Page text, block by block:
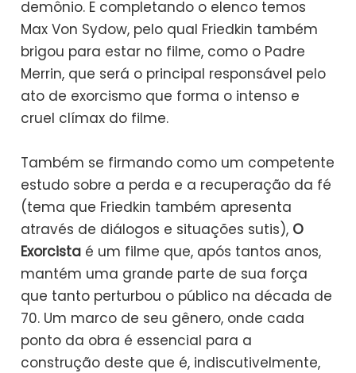
demônio. E completando o elenco temos
Max Von Sydow, pelo qual Friedkin também
brigou para estar no filme, como o Padre
Merrin, que será o principal responsável pelo
ato de exorcismo que forma o intenso e
cruel clímax do filme.
Também se firmando como um competente
estudo sobre a perda e a recuperação da fé
(tema que Friedkin também apresenta
através de diálogos e situações sutis), O
Exorcista é um filme que, após tantos anos,
mantém uma grande parte de sua força
que tanto perturbou o público na década de
70. Um marco de seu gênero, onde cada
ponto da obra é essencial para a
construção deste que é, indiscutivelmente,